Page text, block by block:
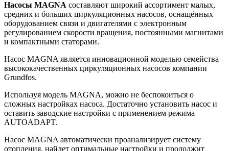
Насосы MAGNA составляют широкий ассортимент малых,
средних и больших циркуляционных насосов, оснащённых
оборудованием связи и двигателями с электронным
регулированием скорости вращения, постоянными магнитами
и компактными статорами.
Насос MAGNA является инновационной моделью семейства
высококачественных циркуляционных насосов компании
Grundfos.
Используя модель MAGNA, можно не беспокоиться о
сложных настройках насоса. Достаточно установить насос и
оставить заводские настройки с применением режима
AUTOADAPT.
Насос MAGNA автоматически проанализирует систему
отопления, найдет оптимальные настройки и продолжит